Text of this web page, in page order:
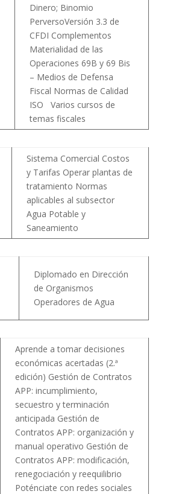
Dinero; Binomio
PerversoVersión 3.3 de
CFDI Complementos
Materialidad de las
Operaciones 69B y 69 Bis
– Medios de Defensa
Fiscal Normas de Calidad
ISO Varios cursos de
temas fiscales
Sistema Comercial Costos
y Tarifas Operar plantas de
tratamiento Normas
aplicables al subsector
Agua Potable y
Saneamiento
Diplomado en Dirección
de Organismos
Operadores de Agua
Aprende a tomar decisiones
económicas acertadas (2.ª
edición) Gestión de Contratos
APP: incumplimiento,
secuestro y terminación
anticipada Gestión de
Contratos APP: organización y
manual operativo Gestión de
Contratos APP: modificación,
renegociación y reequilibrio
Poténciate con redes sociales